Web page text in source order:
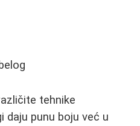
tehnike
daju punu boju već u